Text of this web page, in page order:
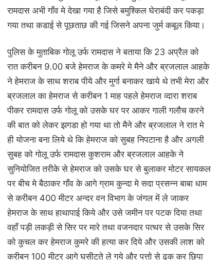
रामदास अभी गाँव मे देखा गया है जिसे बमुश्किल घेराबंदी कर पकड़ा
गया तथा कडाई से पूछताछ की गई जिसने अपना जुर्म कबूल किया।
पुलिस के मुताबिक गोलू उर्फ रामदास ने बताया कि 23 अप्रैल को
रात करीबन 9.00 बजे हेमराज के कमरे मे मैने और ब्रजलाल आहके
ने हेमराज के साथ शराब पीये और मुर्गा बनाकर खाये थे तभी मेरा और
ब्रजलाल का हेमराज से करीबन 1 माह पहले हेमराज व्दारा शराब
पीकर रामदास उर्फ गोलू को उसके घर पर आकर गाली गलौच करने
की बात को लेकर झगडा हो गया था तो मैने और ब्रजलाल ने रात मे
ही योजना बना लिये थे कि हेमराज को सुबह निपटाना है और अगली
सुबह को गोलू उर्फ रामदास कुशराम और ब्रजलाल आहके ने
सुनियोजित तरीके से हेमराज को उसके घर से बुलाकर मोटर सायकल
पर बीच मे बैठाकर गाँव के आगे ग्राम कुन्दा मे सदा प्रसन्न बाबा धाम
से करीबन 400 मीटर अन्दर वन विभाग के जंगल में ले जाकर
हेमराज के साथ हाथापाई किये और उसे जमीन पर पटक दिया तथा
वहाँ पड़ी लकड़ी से सिर पर मारे तथा वजनदार पत्थर से उसके सिर
को कुचल कर हेमराज कुमरे की हत्या कर दिये और उसकी लाश को
करीबन 100 मीटर आगे घसीटते ले गये और पत्तो से ढक कर छिपा